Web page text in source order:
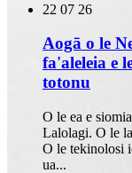
22 07 26
Aogā o le
fa'aleleia e
totonu
O le ea e
Lalolagi. O le
O le tekinolosi
ua...